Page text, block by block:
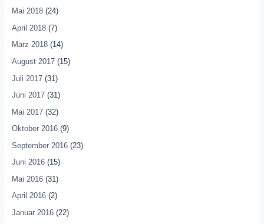
Mai 2018(24)
April 2018(7)
März 2018(14)
August 2017(15)
Juli 2017(31)
Juni 2017(31)
Mai 2017(32)
Oktober 2016(9)
September 2016(23)
Juni 2016(15)
Mai 2016(31)
April 2016(2)
Januar 2016(22)